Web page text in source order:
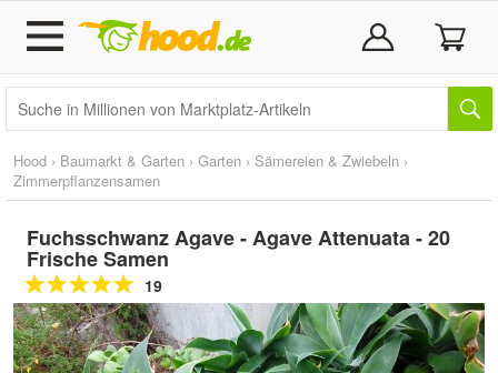
Hood › Baumarkt & Garten › Garten › Sämereien & Zwiebeln ›
Zimmerpflanzensamen
Fuchsschwanz Agave - Agave Attenuata - 20
Frische Samen
19